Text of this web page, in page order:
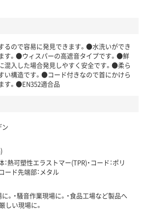
ので容易に発見できます。●水洗いができ
す。●ウィスパーの高遮音タイプです。●鮮
混入した場合発見しやすく安全です。●柔ら
い構造です。●コード付きなので首にかけら
す。●EN352適合品
ン
熱可塑性エラストマー(TPR)・コード：ポリ
ード先端部：メタル
。・騒音作業現場に。・食品工場など製品へ
しい現場に。